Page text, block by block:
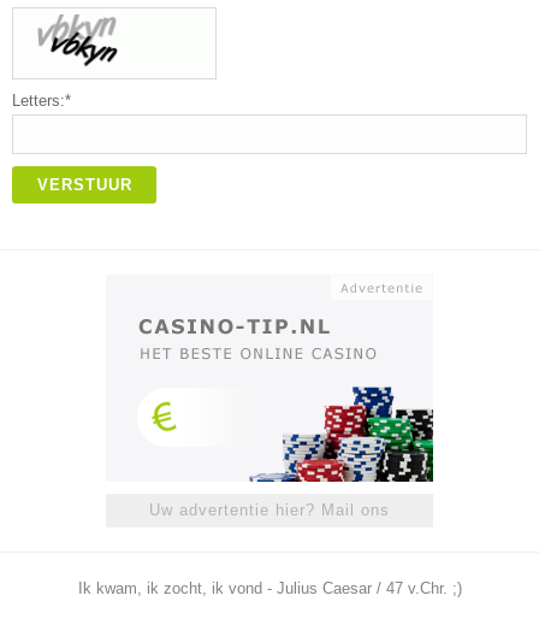
Letters:*
VERSTUUR
Uw advertentie hier? Mail ons
Ik kwam, ik zocht, ik vond - Julius Caesar / 47 v.Chr. ;)